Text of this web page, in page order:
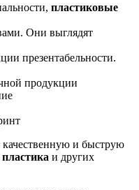
пластиковые
Они выглядят
презентабельности.
продукции
и быструю
и других